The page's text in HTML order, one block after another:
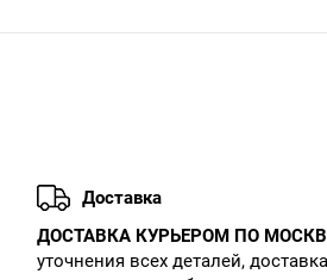
Доставка
ДОСТАВКА КУРЬЕРОМ ПО
уточнения всех деталей,